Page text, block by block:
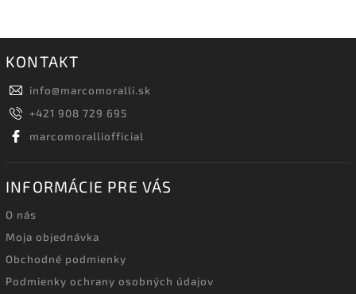
KONTAKT
info@marcomoralli.sk
+421 908 729 695
marcomoralliofficial
INFORMÁCIE PRE VÁS
O nás
Moja objednávka
Obchodné podmienky
Podmienky ochrany osobných údajov